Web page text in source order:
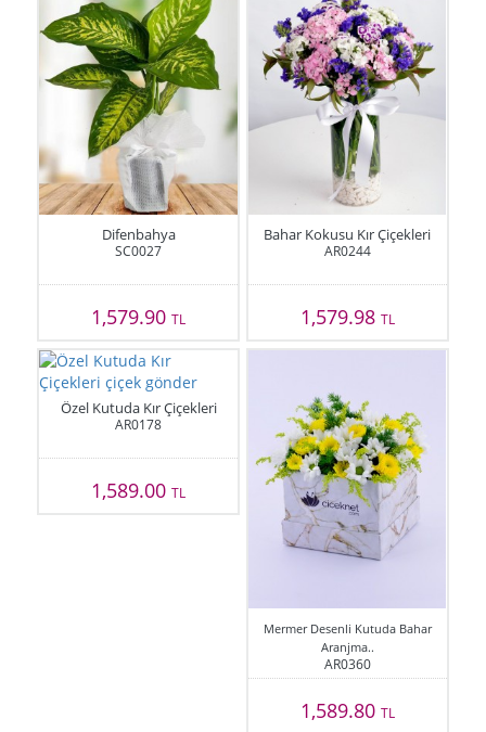
Difenbahya
SC0027
1,579.90TL
Bahar Kokusu Kır Çiçekleri
AR0244
1,579.98 TL
Özel Kutuda Kır Çiçekleri
AR0178
1,589.00TL
Mermer Desenli Kutuda Bahar
Aranjma..
AR0360
1,589.80 TL